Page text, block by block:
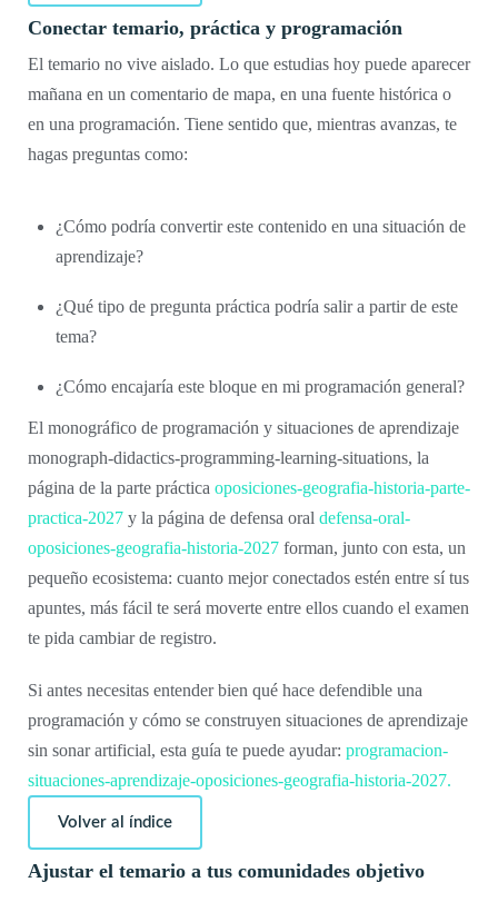
Conectar temario, práctica y programación
El temario no vive aislado. Lo que estudias hoy puede aparecer
mañana en un comentario de mapa, en una fuente histórica o
en una programación. Tiene sentido que, mientras avanzas, te
hagas preguntas como:
¿Cómo podría convertir este contenido en una situación de
aprendizaje?
¿Qué tipo de pregunta práctica podría salir a partir de este
tema?
¿Cómo encajaría este bloque en mi programación general?
El monográfico de programación y situaciones de aprendizaje
monograph-didactics-programming-learning-situations, la
página de la parte práctica oposiciones-geografia-historia-parte-
practica-2027 y la página de defensa oral defensa-oral-
oposiciones-geografia-historia-2027 forman, junto con esta, un
pequeño ecosistema: cuanto mejor conectados estén entre sí tus
apuntes, más fácil te será moverte entre ellos cuando el examen
te pida cambiar de registro.
Si antes necesitas entender bien qué hace defendible una
programación y cómo se construyen situaciones de aprendizaje
sin sonar artificial, esta guía te puede ayudar: programacion-
situaciones-aprendizaje-oposiciones-geografia-historia-2027.
Volver al índice
Ajustar el temario a tus comunidades objetivo